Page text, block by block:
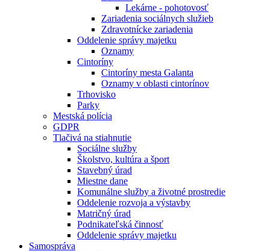
Lekárne - pohotovosť
Zariadenia sociálnych služieb
Zdravotnícke zariadenia
Oddelenie správy majetku
Oznamy
Cintoríny
Cintoríny mesta Galanta
Oznamy v oblasti cintorínov
Trhovisko
Parky
Mestská polícia
GDPR
Tlačivá na stiahnutie
Sociálne služby
Školstvo, kultúra a šport
Stavebný úrad
Miestne dane
Komunálne služby a životné prostredie
Oddelenie rozvoja a výstavby
Matričný úrad
Podnikateľská činnosť
Oddelenie správy majetku
Samospráva